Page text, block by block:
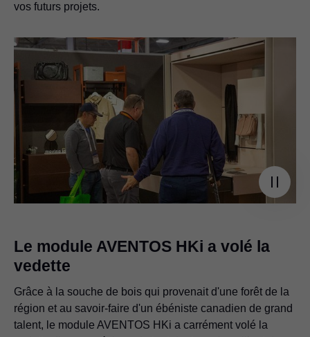
vos futurs projets.
Le module AVENTOS HKi a volé la
vedette
Grâce à la souche de bois qui provenait d'une forêt de la
région et au savoir-faire d'un ébéniste canadien de grand
talent, le module AVENTOS HKi a carrément volé la